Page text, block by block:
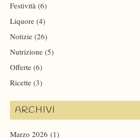
Festività (6)
Liquore (4)
Notizie (26)
Nutrizione (5)
Offerte (6)
Ricette (3)
ARCHIVI
Marzo 2026 (1)